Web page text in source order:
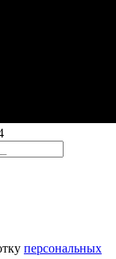
персональных